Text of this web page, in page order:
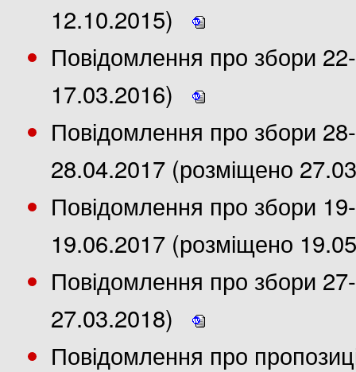
12.10.2015)
Повідомлення про збори
17.03.2016)
Повідомлення про збори
28.04.2017 (розміщено
Повідомлення про збори
19.06.2017 (розміщено
Повідомлення про збори
27.03.2018)
Повідомлення про